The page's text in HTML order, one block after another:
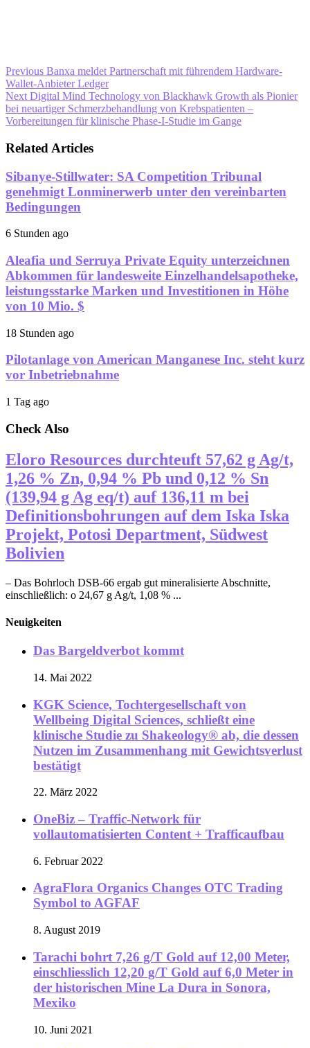
Previous Banxa meldet Partnerschaft mit führendem Hardware-
Wallet-Anbieter Ledger
Next Digital Mind Technology von Blackhawk Growth als Pionier
bei neuartiger Schmerzbehandlung von Krebspatienten –
Vorbereitungen für klinische Phase-I-Studie im Gange
Related Articles
Sibanye-Stillwater: SA Competition Tribunal
genehmigt Lonminerwerb unter den vereinbarten
Bedingungen
6 Stunden ago
Aleafia und Serruya Private Equity unterzeichnen
Abkommen für landesweite Einzelhandelsapotheke,
leistungsstarke Marken und Investitionen in Höhe
von 10 Mio. $
18 Stunden ago
Pilotanlage von American Manganese Inc. steht kurz
vor Inbetriebnahme
1 Tag ago
Check Also
Eloro Resources durchteuft 57,62 g Ag/t,
1,26 % Zn, 0,94 % Pb und 0,12 % Sn
(139,94 g Ag eq/t) auf 136,11 m bei
Definitionsbohrungen auf dem Iska Iska
Projekt, Potosi Department, Südwest
Bolivien
– Das Bohrloch DSB-66 ergab gut mineralisierte Abschnitte,
einschließlich: o 24,67 g Ag/t, 1,08 % ...
Neuigkeiten
Das Bargeldverbot kommt
14. Mai 2022
KGK Science, Tochtergesellschaft von
Wellbeing Digital Sciences, schließt eine
klinische Studie zu Shakeology® ab, die dessen
Nutzen im Zusammenhang mit Gewichtsverlust
bestätigt
22. März 2022
OneBiz – Traffic-Network für
vollautomatisierten Content + Trafficaufbau
6. Februar 2022
AgraFlora Organics Changes OTC Trading
Symbol to AGFAF
8. August 2019
Tarachi bohrt 7,26 g/T Gold auf 12,00 Meter,
einschliesslich 12,20 g/T Gold auf 6,0 Meter in
der historischen Mine La Dura in Sonora,
Mexiko
10. Juni 2021